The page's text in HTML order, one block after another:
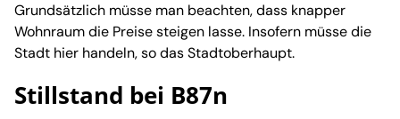
Grundsätzlich müsse man beachten, dass knapper
Wohnraum die Preise steigen lasse. Insofern müsse die
Stadt hier handeln, so das Stadtoberhaupt.
Stillstand bei B87n